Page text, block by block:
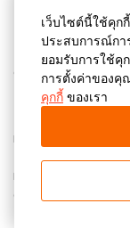
เว็บไซต์นี้ใช้คุก
ประสบการณ์กา
ยอมรับการใช้คุ
การตั้งค่าของคุ
คุกกี้ ของเรา
ที่พัก
Отель "Заречье"
"Стандарт
кроватью",
"Стандарт с
категории
(дополнительное